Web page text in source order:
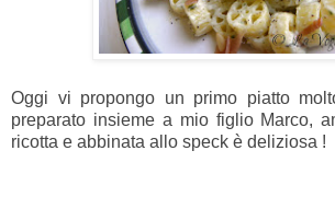
Oggi vi propongo un primo piatto
preparato insieme a mio figlio Marco,
ricotta e abbinata allo speck è deliziosa !